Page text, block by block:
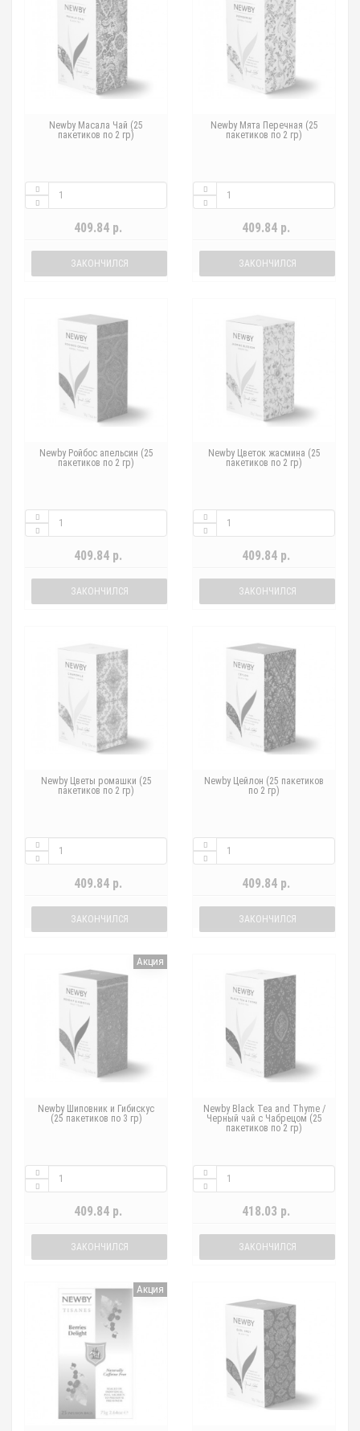
Newby Масала Чай (25
пакетиков по 2 гр)
409.84 р.
ЗАКОНЧИЛСЯ
Newby Мята Перечная (25
пакетиков по 2 гр)
409.84 р.
ЗАКОНЧИЛСЯ
Newby Ройбос апельсин (25
пакетиков по 2 гр)
409.84 р.
ЗАКОНЧИЛСЯ
Newby Цветок жасмина (25
пакетиков по 2 гр)
409.84 р.
ЗАКОНЧИЛСЯ
Newby Цветы ромашки (25
пакетиков по 2 гр)
409.84 р.
ЗАКОНЧИЛСЯ
Newby Цейлон (25 пакетиков
по 2 гр)
409.84 р.
ЗАКОНЧИЛСЯ
Акция
Newby Шиповник и Гибискус
(25 пакетиков по 3 гр)
409.84 р.
ЗАКОНЧИЛСЯ
Newby Black Tea and Thyme /
Черный чай с Чабрецом (25
пакетиков по 2 гр)
418.03 р.
ЗАКОНЧИЛСЯ
Акция